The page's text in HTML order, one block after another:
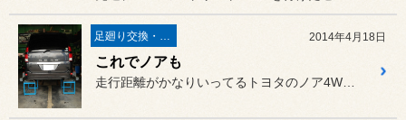
足廻り交換・４輪アライメント調整 2014年4月18日
これでノアも